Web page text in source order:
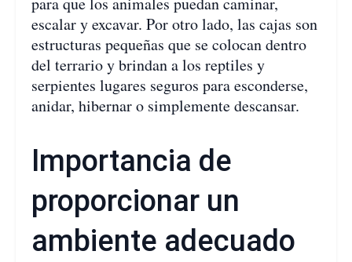
escalar y excavar. Por otro lado, las cajas son
estructuras pequeñas que se colocan dentro
del terrario y brindan a los reptiles y
serpientes lugares seguros para esconderse,
anidar, hibernar o simplemente descansar.
Importancia de
proporcionar un
ambiente adecuado